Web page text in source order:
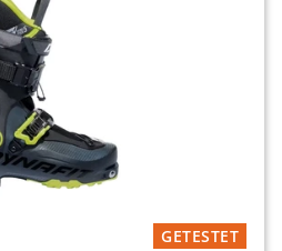
GETESTET